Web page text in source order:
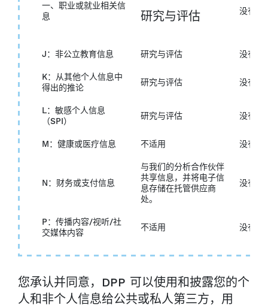
一、职业或就业相关信
息
研究与评估 没有任
J：非公立教育信息 研究与评估 没有任
K：从其他个人信息中
得出的推论
研究与评估 没有任
L：敏感个人信息
（SPI）
研究与评估 没有任
M：健康或医疗信息 不适用 没有任
N：财务或支付信息
与我们的分析合作伙伴
共享信息，并将电子信
息存储在托管供应商
处。
没有任
P：传播内容/视听/社
交媒体内容
不适用 没有任
您承认并同意，DPP 可以使用和披露您的个
人和非个人信息给公共或私人第三方，用